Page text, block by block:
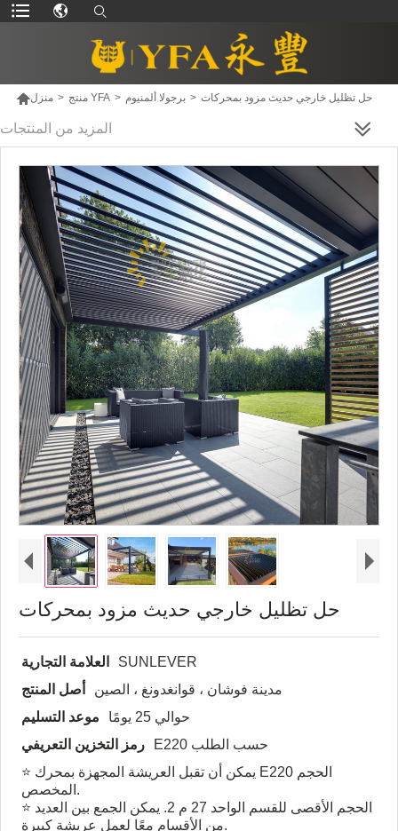
منزل > منتج YFA > برجولا ألمنيوم > حل تظليل خارجي حديث مزود بمحركات
المزيد من المنتجات
حل تظليل خارجي حديث مزود بمحركات
العلامة التجارية
SUNLEVER
أصل المنتج
مدينة فوشان ، قوانغدونغ ، الصين
موعد التسليم
حوالي 25 يومًا
رمز التخزين التعريفي
E220 حسب الطلب
⭐ يمكن أن تقبل العريشة المجهزة بمحرك E220 الحجم
المخصص.
⭐ الحجم الأقصى للقسم الواحد 27 م 2. يمكن الجمع بين العديد
من الأقسام معًا لعمل عريشة كبيرة.